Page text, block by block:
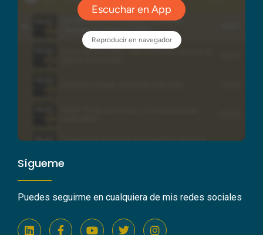
Sígueme
Puedes seguirme en cualquiera de mis redes sociales